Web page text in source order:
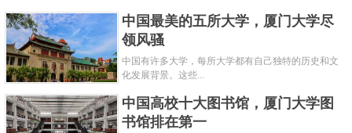
师。
7、那不勒斯费德里克二世大学
中国最美的五所大学，厦门大学尽
领风骚
中国有许多大学，每所大学都有自己独特的历史和文
化发展背景。这些...
中国高校十大图书馆，厦门大学图
书馆排在第一